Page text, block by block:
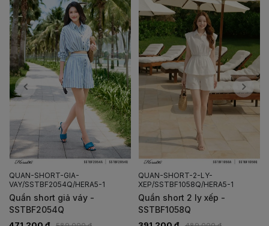
QUAN-SHORT-GIA-
VAY/SSTBF2054Q/HERA5-1
Quần short giả váy -
SSTBF2054Q
QUAN-SHORT-2-LY-
XEP/SSTBF1058Q/HERA5-1
Quần short 2 ly xếp -
SSTBF1058Q